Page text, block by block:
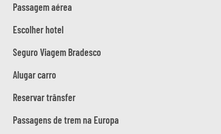
Passagem aérea
Escolher hotel
Seguro Viagem Bradesco
Alugar carro
Reservar trânsfer
Passagens de trem na Europa